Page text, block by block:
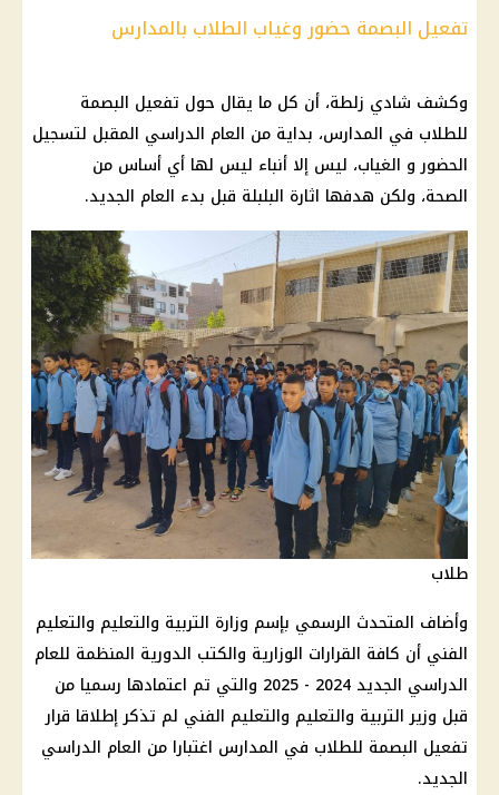
تفعيل البصمة حضور وغياب الطلاب بالمدارس
وكشف شادي زلطة، أن كل ما يقال حول تفعيل البصمة
للطلاب في المدارس، بداية من العام الدراسي المقبل لتسجيل
الحضور و الغياب، ليس إلا أنباء ليس لها أي أساس من
الصحة، ولكن هدفها اثارة البلبلة قبل بدء العام الجديد.
طلاب
وأضاف المتحدث الرسمي بإسم وزارة التربية والتعليم والتعليم
الفني أن كافة القرارات الوزارية والكتب الدورية المنظمة للعام
الدراسي الجديد 2024 - 2025 والتي تم اعتمادها رسميا من
قبل وزير التربية والتعليم والتعليم الفني لم تذكر إطلاقا قرار
تفعيل البصمة للطلاب في المدارس اغتبارا من العام الدراسي
الجديد.